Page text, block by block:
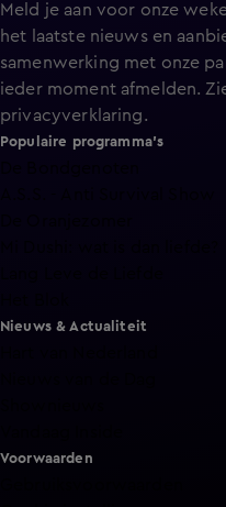
Meld je aan voor onze
het laatste nieuws en
samenwerking met onze
ieder moment afmelden.
privacyverklaring.
Populaire programma's
Nieuws & Actualiteit
Voorwaarden